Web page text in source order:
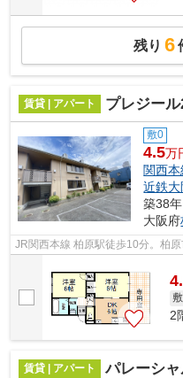
残り 6
賃貸 | アパート プレジール
敷0
4.5万
関西本
近鉄大
築38
大阪府
JR関西本線 柏原駅徒歩10分。柏
2
賃貸 | アパート パレーシャ